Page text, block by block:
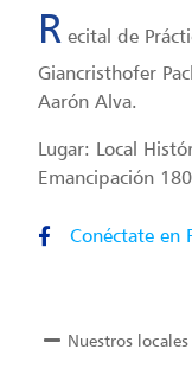
R ecital de
Giancristhofer
Aarón Alva.
Lugar: Local
Emancipación
Conéctate en
Nuestros locales